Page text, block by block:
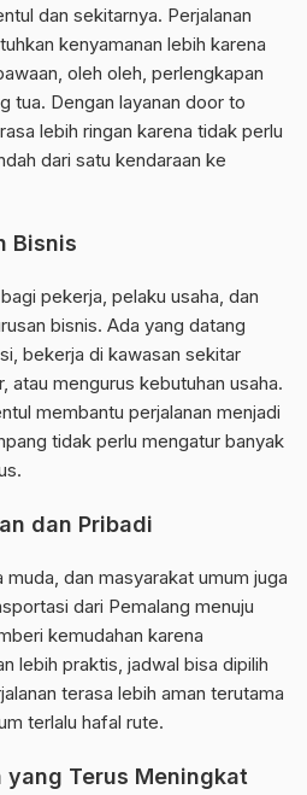
dan sekitarnya. Perjalanan
kenyamanan lebih karena
oleh oleh, perlengkapan
tua. Dengan layanan door to
lebih ringan karena tidak perlu
dari satu kendaraan ke
Bisnis
pekerja, pelaku usaha, dan
bisnis. Ada yang datang
bekerja di kawasan sekitar
atau mengurus kebutuhan usaha.
membantu perjalanan menjadi
tidak perlu mengatur banyak
dan Pribadi
dan masyarakat umum juga
dari Pemalang menuju
kemudahan karena
lebih praktis, jadwal bisa dipilih
terasa lebih aman terutama
terlalu hafal rute.
Terus Meningkat